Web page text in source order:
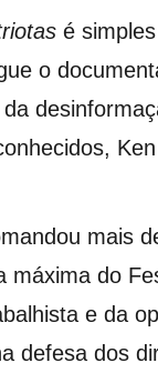
é
o
mais
do
e da
defesa dos